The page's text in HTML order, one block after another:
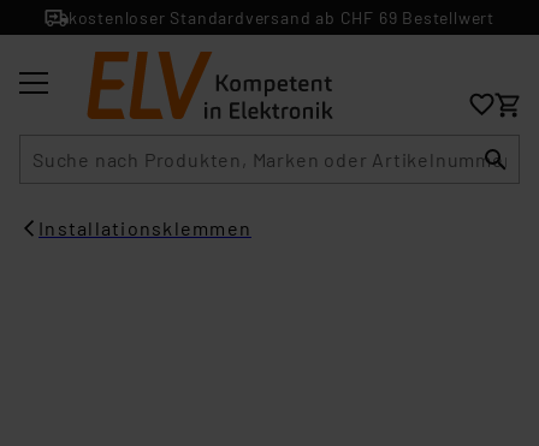
kostenloser Standardversand ab CHF 69 Bestellwert
Installationsklemmen